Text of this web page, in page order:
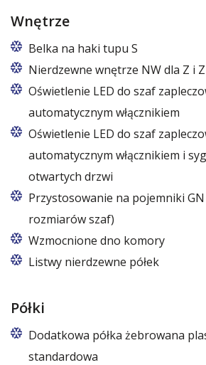
Wnętrze
Belka na haki tupu S
Cena dotyczy jednej belki w
Nierdzewne wnętrze NW dla Z i
Oświetlenie LED do szaf
automatycznym włącznikiem
Oświetlenie LED do szaf
automatycznym włącznikiem i
otwartych drzwi
Przystosowanie na pojemniki
rozmiarów szaf)
Dotyczy modeli szaf Z/825 i Z/
wentylatora); komplet półek 5/10
wymieniany na 10/20
Wzmocnione dno komory
Listwy nierdzewne półek
Półki
Dodatkowa półka żebrowana
standardowa